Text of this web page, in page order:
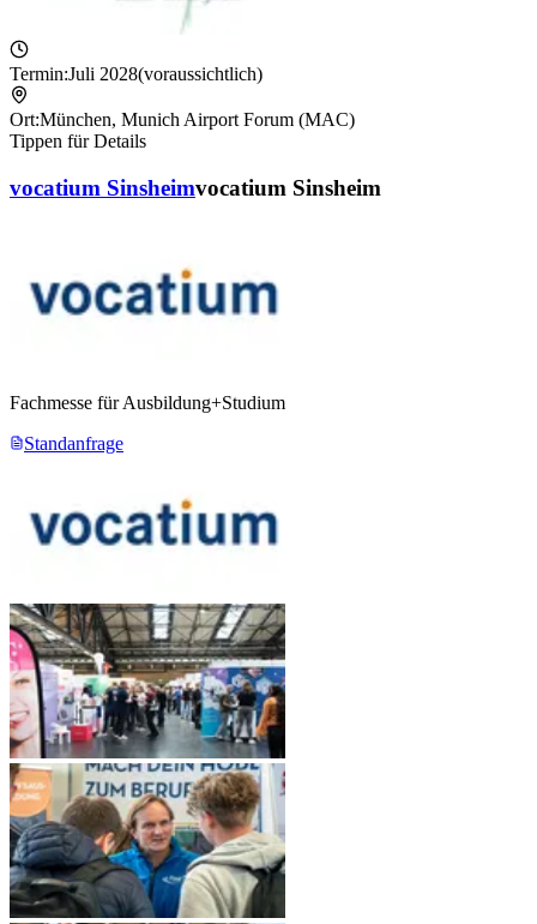
Termin:Juli 2028(voraussichtlich)
Ort:München, Munich Airport Forum (MAC)
Tippen für Details
vocatium Sinsheimvocatium Sinsheim
Fachmesse für Ausbildung+Studium
Standanfrage